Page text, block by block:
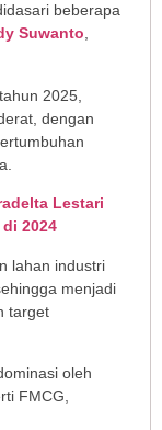
beberapa
Suwanto,
2025,
dengan
Lestari
2024
lahan industri
menjadi
target
oleh
FMCG,